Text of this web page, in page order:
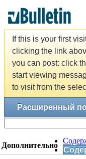
If this is your first
clicking the link
you can post: click
start viewing
to visit from the
Расширенный
Дополнительно